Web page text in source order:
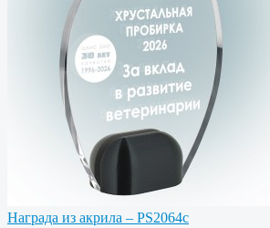
Награда из акрила – PS2064c